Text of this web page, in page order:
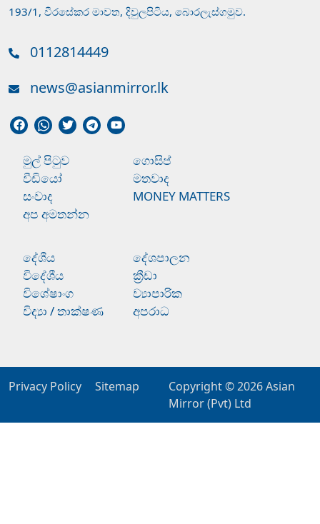
193/1, වීරසේකර මාවත, දිවුලපිටිය, බොරලැස්ගමුව.
0112814449
news@asianmirror.lk
මුල් පිටුව
ගොසිප්
වීඩියෝ
මතවාද
සංවාද
MONEY MATTERS
අප අමතන්න
දේශීය
දේශපාලන
විදේශීය
ක්‍රීඩා
විශේෂාංග
ව්‍යාපාරික
විද්‍යා / තාක්ෂණ
අපරාධ
Privacy Policy Sitemap Copyright © 2026Asian
Mirror (Pvt) Ltd